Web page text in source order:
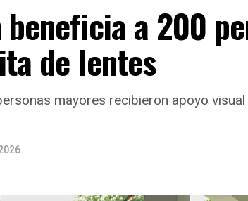
a 200
de lentes
mayores recibieron apoyo